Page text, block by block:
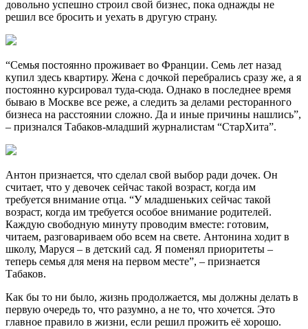
довольно успешно строил свой бизнес, пока однажды не
решил все бросить и уехать в другую страну.
“Семья постоянно проживает во Франции. Семь лет назад
купил здесь квартиру. Жена с дочкой перебрались сразу же, а я
постоянно курсировал туда-сюда. Однако в последнее время
бываю в Москве все реже, а следить за делами ресторанного
бизнеса на расстоянии сложно. Да и иные причины нашлись”,
– признался Табаков-младший журналистам “СтарХита”.
Антон признается, что сделал свой выбор ради дочек. Он
считает, что у девочек сейчас такой возраст, когда им
требуется внимание отца. “У младшеньких сейчас такой
возраст, когда им требуется особое внимание родителей.
Каждую свободную минуту проводим вместе: готовим,
читаем, разговариваем обо всем на свете. Антонина ходит в
школу, Маруся – в детский сад. Я поменял приоритеты –
теперь семья для меня на первом месте”, – признается
Табаков.
Как бы то ни было, жизнь продолжается, мы должны делать в
первую очередь то, что разумно, а не то, что хочется. Это
главное правило в жизни, если решил прожить её хорошо.